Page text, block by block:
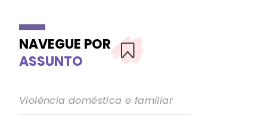
NAVEGUE POR
ASSUNTO
Violência doméstica e familiar